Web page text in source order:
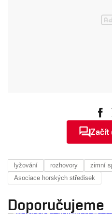
Začít
lyžování rozhovory zimní
Asociace horských středisek
Doporučujeme